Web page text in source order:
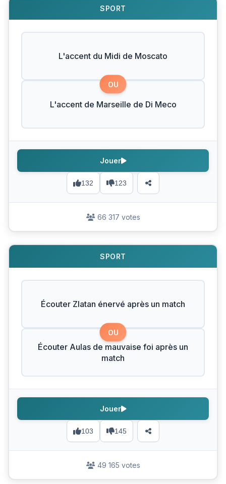
SPORT
L'accent du Midi de Moscato
OU
L'accent de Marseille de Di Meco
132 123
Jouer
66 317 votes
SPORT
Écouter Zlatan énervé après un match
OU
Écouter Aulas de mauvaise foi après un
match
103 145
Jouer
49 165 votes